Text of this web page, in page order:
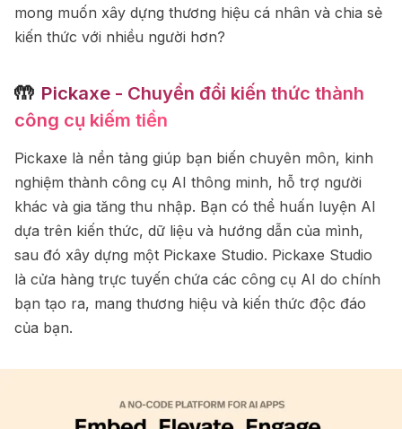
mong muốn xây dựng thương hiệu cá nhân và chia sẻ
kiến thức với nhiều người hơn?
🤲 Pickaxe - Chuyển đổi kiến thức thành
công cụ kiếm tiền
Pickaxe là nền tảng giúp bạn biến chuyên môn, kinh
nghiệm thành công cụ AI thông minh, hỗ trợ người
khác và gia tăng thu nhập. Bạn có thể huấn luyện AI
dựa trên kiến thức, dữ liệu và hướng dẫn của mình,
sau đó xây dựng một Pickaxe Studio. Pickaxe Studio
là cửa hàng trực tuyến chứa các công cụ AI do chính
bạn tạo ra, mang thương hiệu và kiến thức độc đáo
của bạn.